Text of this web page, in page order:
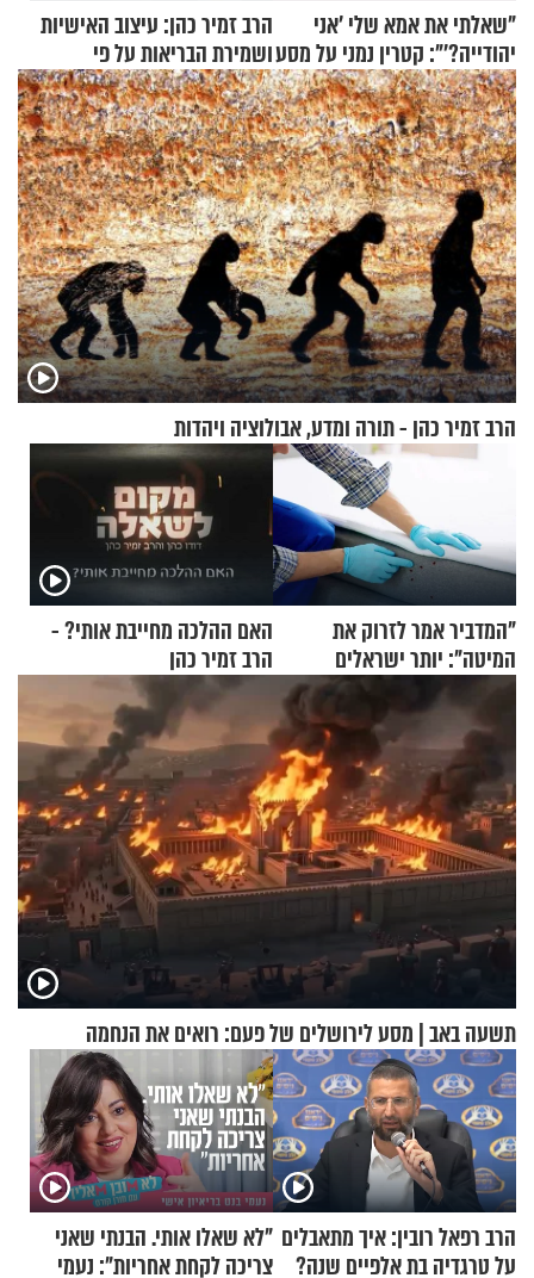
"שאלתי את אמא שלי 'אני
יהודייה?'": קטרין נמני על מסע
ההתחזקות המרגש
הרב זמיר כהן: עיצוב האישיות
ושמירת הבריאות על פי
הרמב"ם - פרק 6
הרב זמיר כהן - תורה ומדע, אבולוציה ויהדות
"המדביר אמר לזרוק את
המיטה": יותר ישראלים
מדווחים על מכת פשפשי
המיטה
האם ההלכה מחייבת אותי? -
הרב זמיר כהן
תשעה באב | מסע לירושלים של פעם: רואים את הנחמה
הרב רפאל רובין: איך מתאבלים
על טרגדיה בת אלפיים שנה?
"לא שאלו אותי. הבנתי שאני
צריכה לקחת אחריות": נעמי